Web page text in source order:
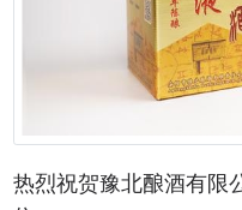
精心呵护每一件产品，确保货
人称道的是其售后服务。公司
候服务，节假日也不例外。技
出解决建议和办法。质保期内
使，时刻守护着客户的利益。
待每一位客户，从不弄虚作假
把控产品质量，从产品的采购
的质量检测，确保为消费者提
递爱心”则是公司的价值追求
烈的担当与爱心。公司董事长
热烈祝贺豫北酿酒有限